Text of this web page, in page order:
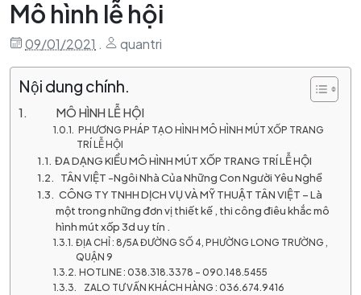
Mô hình lễ hội
09/01/2021 . quantri
Nội dung chính.
MÔ HÌNH LỄ HỘI
PHƯƠNG PHÁP TẠO HÌNH MÔ HÌNH MÚT XỐP TRANG
TRÍ LỄ HỘI
ĐA DẠNG KIỂU MÔ HÌNH MÚT XỐP TRANG TRÍ LỄ HỘI
TÂN VIỆT -Ngôi Nhà Của Những Con Người Yêu Nghề
CÔNG TY TNHH DỊCH VỤ VÀ MỸ THUẬT TÂN VIỆT – Là
một trong những đơn vị thiết kế , thi công điêu khắc mô
hình mút xốp 3d uy tín .
ĐỊA CHỈ : 8/5A ĐƯỜNG SỐ 4, PHƯỜNG LONG TRƯỜNG ,
QUẬN 9
HOTLINE : 038.318.3378 – 090.148.5455
ZALO TƯ VẤN KHÁCH HÀNG : 036.674.9416